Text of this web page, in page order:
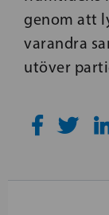
genom att
varandra
utöver